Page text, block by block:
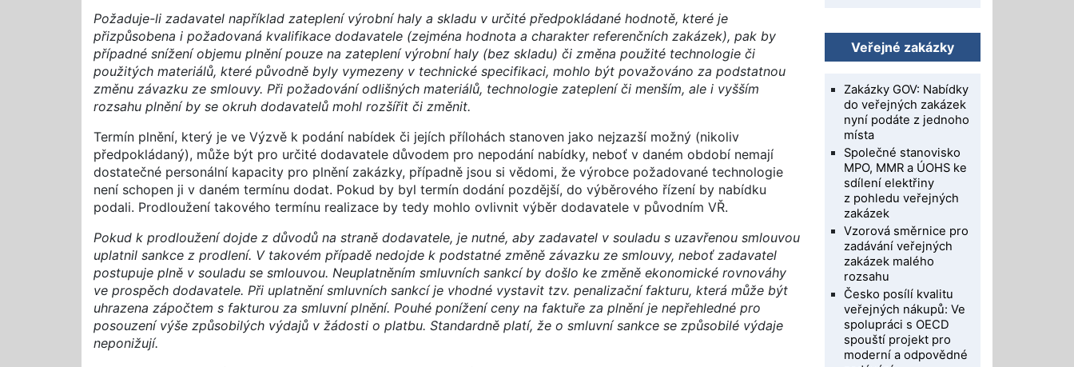
Požaduje-li zadavatel například zateplení výrobní haly a skladu v určité předpokládané hodnotě, které je
přizpůsobena i požadovaná kvalifikace dodavatele (zejména hodnota a charakter referenčních zakázek), pak by
případné snížení objemu plnění pouze na zateplení výrobní haly (bez skladu) či změna použité technologie či
použitých materiálů, které původně byly vymezeny v technické specifikaci, mohlo být považováno za podstatnou
změnu závazku ze smlouvy. Při požadování odlišných materiálů, technologie zateplení či menším, ale i vyšším
rozsahu plnění by se okruh dodavatelů mohl rozšířit či změnit.
Termín plnění, který je ve Výzvě k podání nabídek či jejích přílohách stanoven jako nejzazší možný (nikoliv
předpokládaný), může být pro určité dodavatele důvodem pro nepodání nabídky, neboť v daném období nemají
dostatečné personální kapacity pro plnění zakázky, případně jsou si vědomi, že výrobce požadované technologie
není schopen ji v daném termínu dodat. Pokud by byl termín dodání pozdější, do výběrového řízení by nabídku
podali. Prodloužení takového termínu realizace by tedy mohlo ovlivnit výběr dodavatele v původním VŘ.
Pokud k prodloužení dojde z důvodů na straně dodavatele, je nutné, aby zadavatel v souladu s uzavřenou smlouvou
uplatnil sankce z prodlení. V takovém případě nedojde k podstatné změně závazku ze smlouvy, neboť zadavatel
postupuje plně v souladu se smlouvou. Neuplatněním smluvních sankcí by došlo ke změně ekonomické rovnováhy
ve prospěch dodavatele. Při uplatnění smluvních sankcí je vhodné vystavit tzv. penalizační fakturu, která může být
uhrazena zápočtem s fakturou za smluvní plnění. Pouhé ponížení ceny na faktuře za plnění je nepřehledné pro
posouzení výše způsobilých výdajů v žádosti o platbu. Standardně platí, že o smluvní sankce se způsobilé výdaje
neponižují.
Veřejné zakázky
Zakázky GOV: Nabídky
do veřejných zakázek
nyní podáte z jednoho
místa
Společné stanovisko
MPO, MMR a ÚOHS ke
sdílení elektřiny
z pohledu veřejných
zakázek
Vzorová směrnice pro
zadávání veřejných
zakázek malého
rozsahu
Česko posílí kvalitu
veřejných nákupů: Ve
spolupráci s OECD
spouští projekt pro
moderní a odpovědné